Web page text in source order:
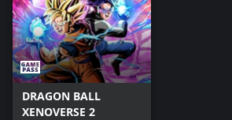
DRAGON BALL
XENOVERSE 2